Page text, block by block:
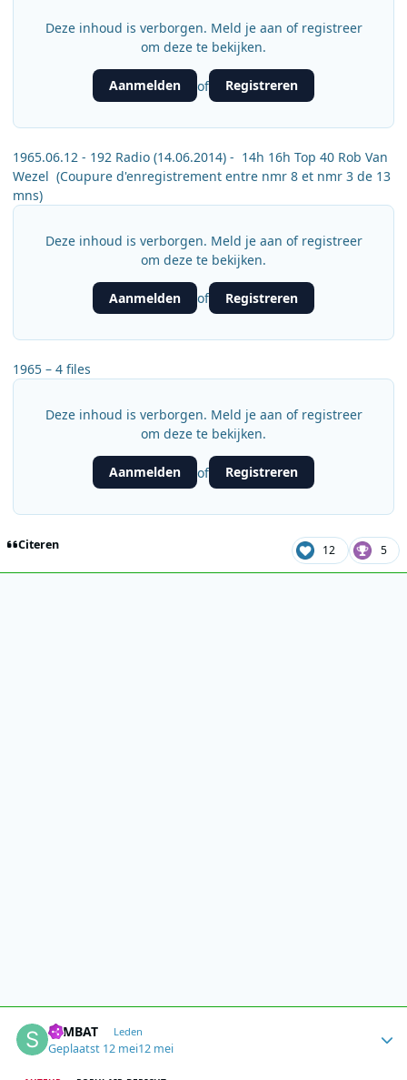
Deze inhoud is verborgen. Meld je aan of registreer
om deze te bekijken.
Aanmelden of Registreren
1965.06.12 - 192 Radio (14.06.2014) - 14h 16h Top 40 Rob Van
Wezel (Coupure d'enregistrement entre nmr 8 et nmr 3 de 13
mns)
Deze inhoud is verborgen. Meld je aan of registreer
om deze te bekijken.
Aanmelden of Registreren
1965 – 4 files
Deze inhoud is verborgen. Meld je aan of registreer
om deze te bekijken.
Aanmelden of Registreren
Citeren 12 5
SEMBAT Leden
Geplaatst 12 mei12 mei